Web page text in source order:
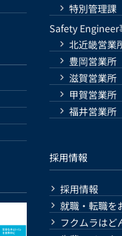
特別管理課
Safety Engineer
北近畿営業
豊岡営業所
滋賀営業所
甲賀営業所
福井営業所
採用情報
採用情報
就職・転職を
フクムラはど